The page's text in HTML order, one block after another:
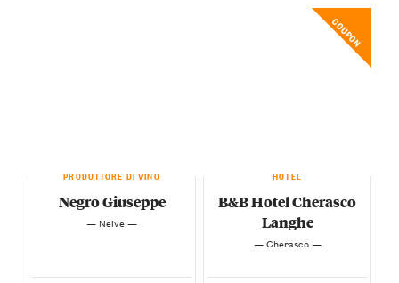
PRODUTTORE DI VINO
Negro Giuseppe
— Neive —
COUPON
HOTEL
B&B Hotel Cherasco
Langhe
— Cherasco —